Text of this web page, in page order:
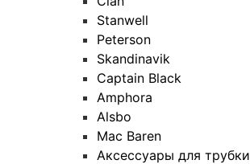
Stanwell
Peterson
Skandinavik
Captain Black
Amphora
Alsbo
Mac Baren
Аксессуары для трубки